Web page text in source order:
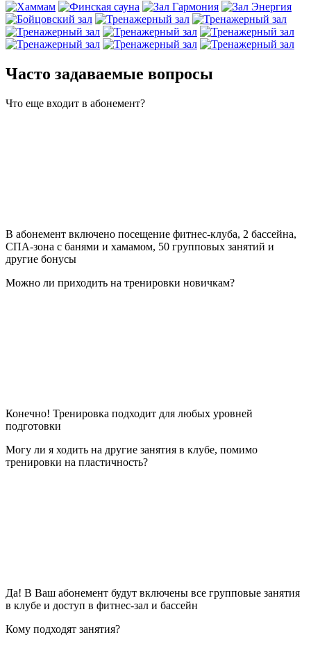
Часто задаваемые вопросы
Что еще входит в абонемент?
В абонемент включено посещение фитнес-клуба, 2 бассейна,
СПА-зона с банями и хамамом, 50 групповых занятий и
другие бонусы
Можно ли приходить на тренировки новичкам?
Конечно! Тренировка подходит для любых уровней
подготовки
Могу ли я ходить на другие занятия в клубе, помимо
тренировки на пластичность?
Да! В Ваш абонемент будут включены все групповые занятия
в клубе и доступ в фитнес-зал и бассейн
Кому подходят занятия?